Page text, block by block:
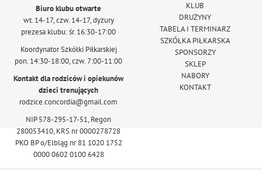
Biuro klubu otwarte
wt. 14-17, czw. 14-17, dyżury
prezesa klubu: śr. 16:30-17:00
Koordynator Szkółki Piłkarskiej
pon. 14:30-18:00, czw. 7:00-11:00
Kontakt dla rodziców i opiekunów
dzieci trenujących
rodzice.concordia@gmail.com
NIP 578-295-17-51, Regon
280053410, KRS nr 0000278728
PKO BP o/Elbląg nr 81 1020 1752
0000 0602 0100 6428
KLUB
DRUŻYNY
TABELA I TERMINARZ
SZKÓŁKA PIŁKARSKA
SPONSORZY
SKLEP
NABORY
KONTAKT